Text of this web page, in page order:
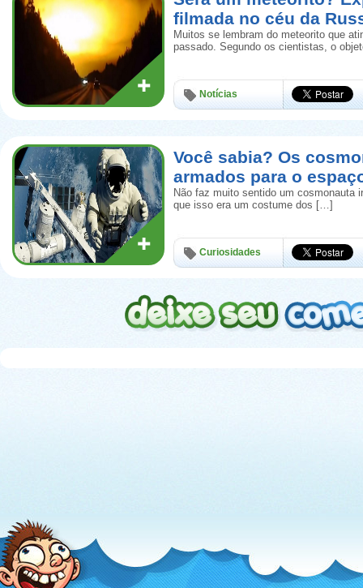
filmada no céu da
Muitos se lembram do meteorito que
passado. Segundo os cientistas, o
Notícias
Você sabia? Os
armados para o
Não faz muito sentido um cosmonauta
que isso era um costume dos […]
Curiosidades